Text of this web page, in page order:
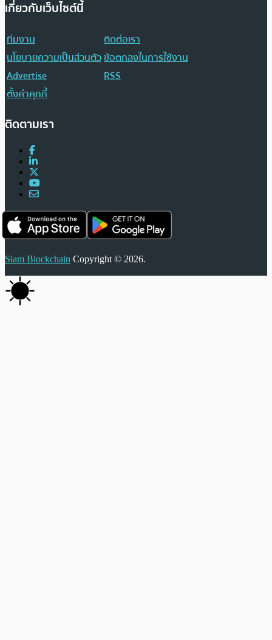
เกี่ยวกับเว็บไซต์นี้
ทีมงาน
ติดต่อเรา
นโยบายความเป็นส่วนตัวข้อตกลงในการใช้งาน
Advertise
RSS
ตั้งค่าคุกกี้
ติดตามเรา
Siam Blockchain Copyright © 2026.